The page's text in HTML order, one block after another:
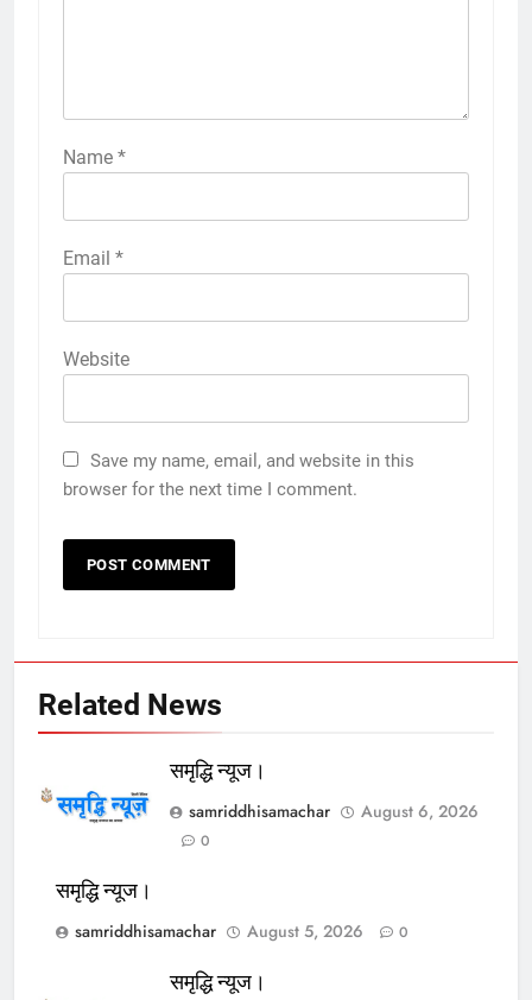
Name *
Email *
Website
Save my name, email, and website in this
browser for the next time I comment.
Related News
समृद्धि न्यूज।
samriddhisamachar
August 6, 2026
0
समृद्धि न्यूज।
samriddhisamachar
August 5, 2026 0
समृद्धि न्यूज।